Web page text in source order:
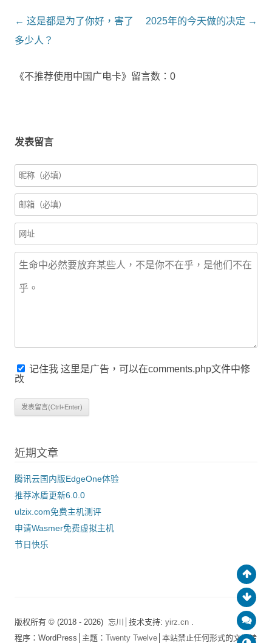
文
章
航
← 这是都是为了你好，害了
多少人？
2025年的今天做的决定 →
《不推荐使用中国广电卡》留言数：0
发表留言
记住我 这里是广告，可以在comments.php文件中修
改
近期文章
腾讯云国内版EdgeOne体验
推荐冰盾更新6.0.0
ulzix.com免费主机测评
申请Wasmer免费虚拟主机
节日快乐
版权所有 © (2018 - 2026) 忘川 │技术支持: yirz.cn .
程序：WordPress│主题： Twenty Twelve │本站禁止任何形式的文章转